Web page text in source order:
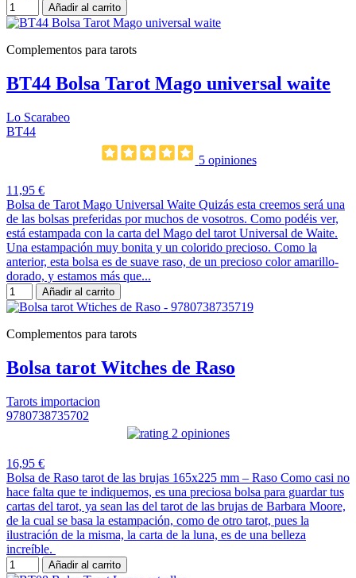
Añadir al carrito
Complementos para tarots
BT44 Bolsa Tarot Mago universal waite
Lo Scarabeo
BT44
5 opiniones
11,95 €
Bolsa de Tarot Mago Universal Waite Quizás esta creemos será una
de las bolsas preferidas por muchos de vosotros. Como podéis ver,
está estampada con la carta del Mago del tarot Universal de Waite.
Una estampación muy bonita y un colorido precioso. Como la
anterior, esta bolsa es de suave raso, de un precioso color amarillo-
dorado, y estamos más que...
Añadir al carrito
Complementos para tarots
Bolsa tarot Witches de Raso
Tarots importacion
9780738735702
2 opiniones
16,95 €
Bolsa de Raso tarot de las brujas 165x225 mm – Raso Como casi no
hace falta que te indiquemos, es una preciosa bolsa para guardar tus
cartas del tarot, ya sean las del tarot de las brujas de Barbara Moore,
de la cual se basa la estampación, como de otro tarot, pues la
ilustración de la misma, la carta de la luna, es de una belleza
increíble.
Añadir al carrito